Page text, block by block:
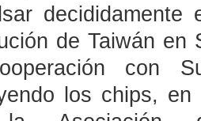
de Taiwán en
con
los chips,